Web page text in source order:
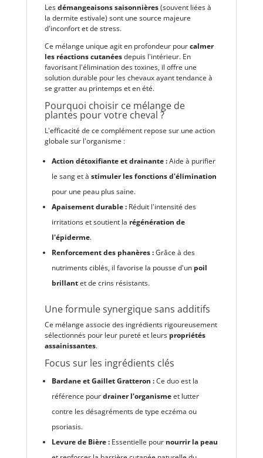
Lesdémangeaisons saisonnières(souvent liées à
la dermite estivale) sont une source majeure
d'inconfort et de stress.
Ce mélange unique agit en profondeur pourcalmer
les réactions cutanéesdepuis l'intérieur. En
favorisant l'élimination des toxines, il offre une
solution durable pour les chevaux ayant tendance à
se gratter au printemps et en été.
Pourquoi choisir ce mélange de
plantes pour votre cheval ?
L'efficacité de ce complément repose sur une action
globale sur l'organisme :
Action détoxifiante et drainante :Aide à purifier
le sang et à stimuler les fonctions d'élimination
pour une peau plus saine.
Apaisement durable :Réduit l'intensité des
irritations et soutient la régénération de
l'épiderme.
Renforcement des phanères :Grâce à des
nutriments ciblés, il favorise la pousse d'un poil
brillantet de crins résistants.
Une formule synergique sans additifs
Ce mélange associe des ingrédients rigoureusement
sélectionnés pour leur pureté et leurs propriétés
assainissantes.
Focus sur les ingrédients clés
Bardane et Gaillet Gratteron :Ce duo est la
référence pourdrainer l'organismeet lutter
contre les désagréments de type eczéma ou
psoriasis.
Levure de Bière :Essentielle pour nourrir la peau